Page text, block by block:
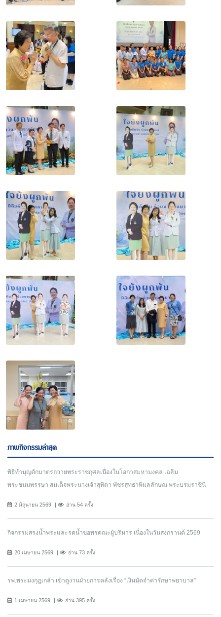
ภาพกิจกรรมล่าสุด
พิธีทำบุญตักบาตรถวายพระราชกุศลเนื่องในโอกาสมหามงคล เฉลิม
พระชนมพรรษา สมเด็จพระนางเจ้าสุทิดา พัชรสุทธาพิมลลักษณ พระบรมราชินี
2 มิถุนายน 2569 อ่าน 54 ครั้ง
กิจกรรมสรงน้ำพระและรดน้ำขอพรคณะผู้บริหาร เนื่องในวันสงกรานต์ 2569
20 เมษายน 2569 อ่าน 73 ครั้ง
รพ.พระมงกุฎเกล้า เข้าดูงานฝ่ายการคลังเรื่อง “เงินมัดจำค่ารักษาพยาบาล”
1 เมษายน 2569 อ่าน 395 ครั้ง